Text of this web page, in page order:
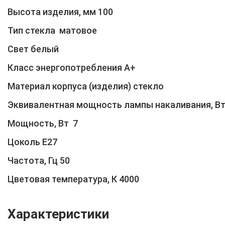
Высота изделия, мм 100
Тип стекла матовое
Свет белый
Класс энергопотребления A+
Материал корпуса (изделия) стекло
Эквивалентная мощность лампы накаливания,
Мощность, Вт 7
Цоколь Е27
Частота, Гц 50
Цветовая температура, К 4000
Характеристики